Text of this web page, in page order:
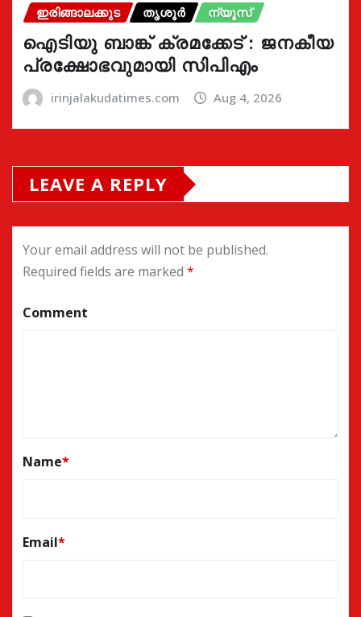
ഇരിങ്ങാലക്കുട തൃശൂർ ന്യൂസ്
ഐടിയു ബാങ്ക് ക്രമക്കേട് : ജനകീയ
പ്രക്ഷോഭവുമായി സിപിഎം
irinjalakudatimes.com Aug 4, 2026
LEAVE A REPLY
Your email address will not be published.
Required fields are marked *
Comment
Name*
Email*